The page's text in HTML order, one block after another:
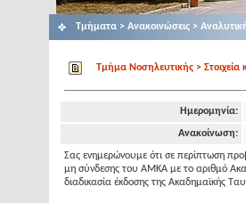
Τμήματα > Ανακοινώσεις >
Τμήμα Νοσηλευτικής > Στοιχεία
Ημερομηνία:
Ανακοίνωση:
Σας ενημερώνουμε ότι σε περίπτωση
μη σύνδεσης του ΑΜΚΑ με το αριθμό
διαδικασία έκδοσης της Ακαδημαϊκής